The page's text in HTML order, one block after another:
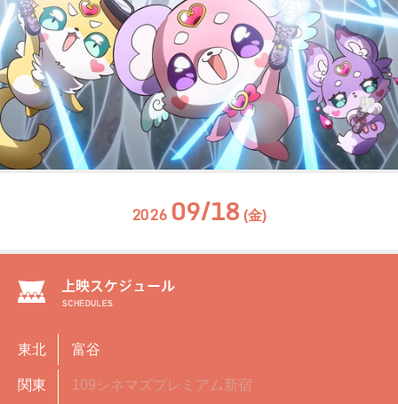
2026 09/18 (金)
東北 富谷
関東 109シネマズプレミアム新宿